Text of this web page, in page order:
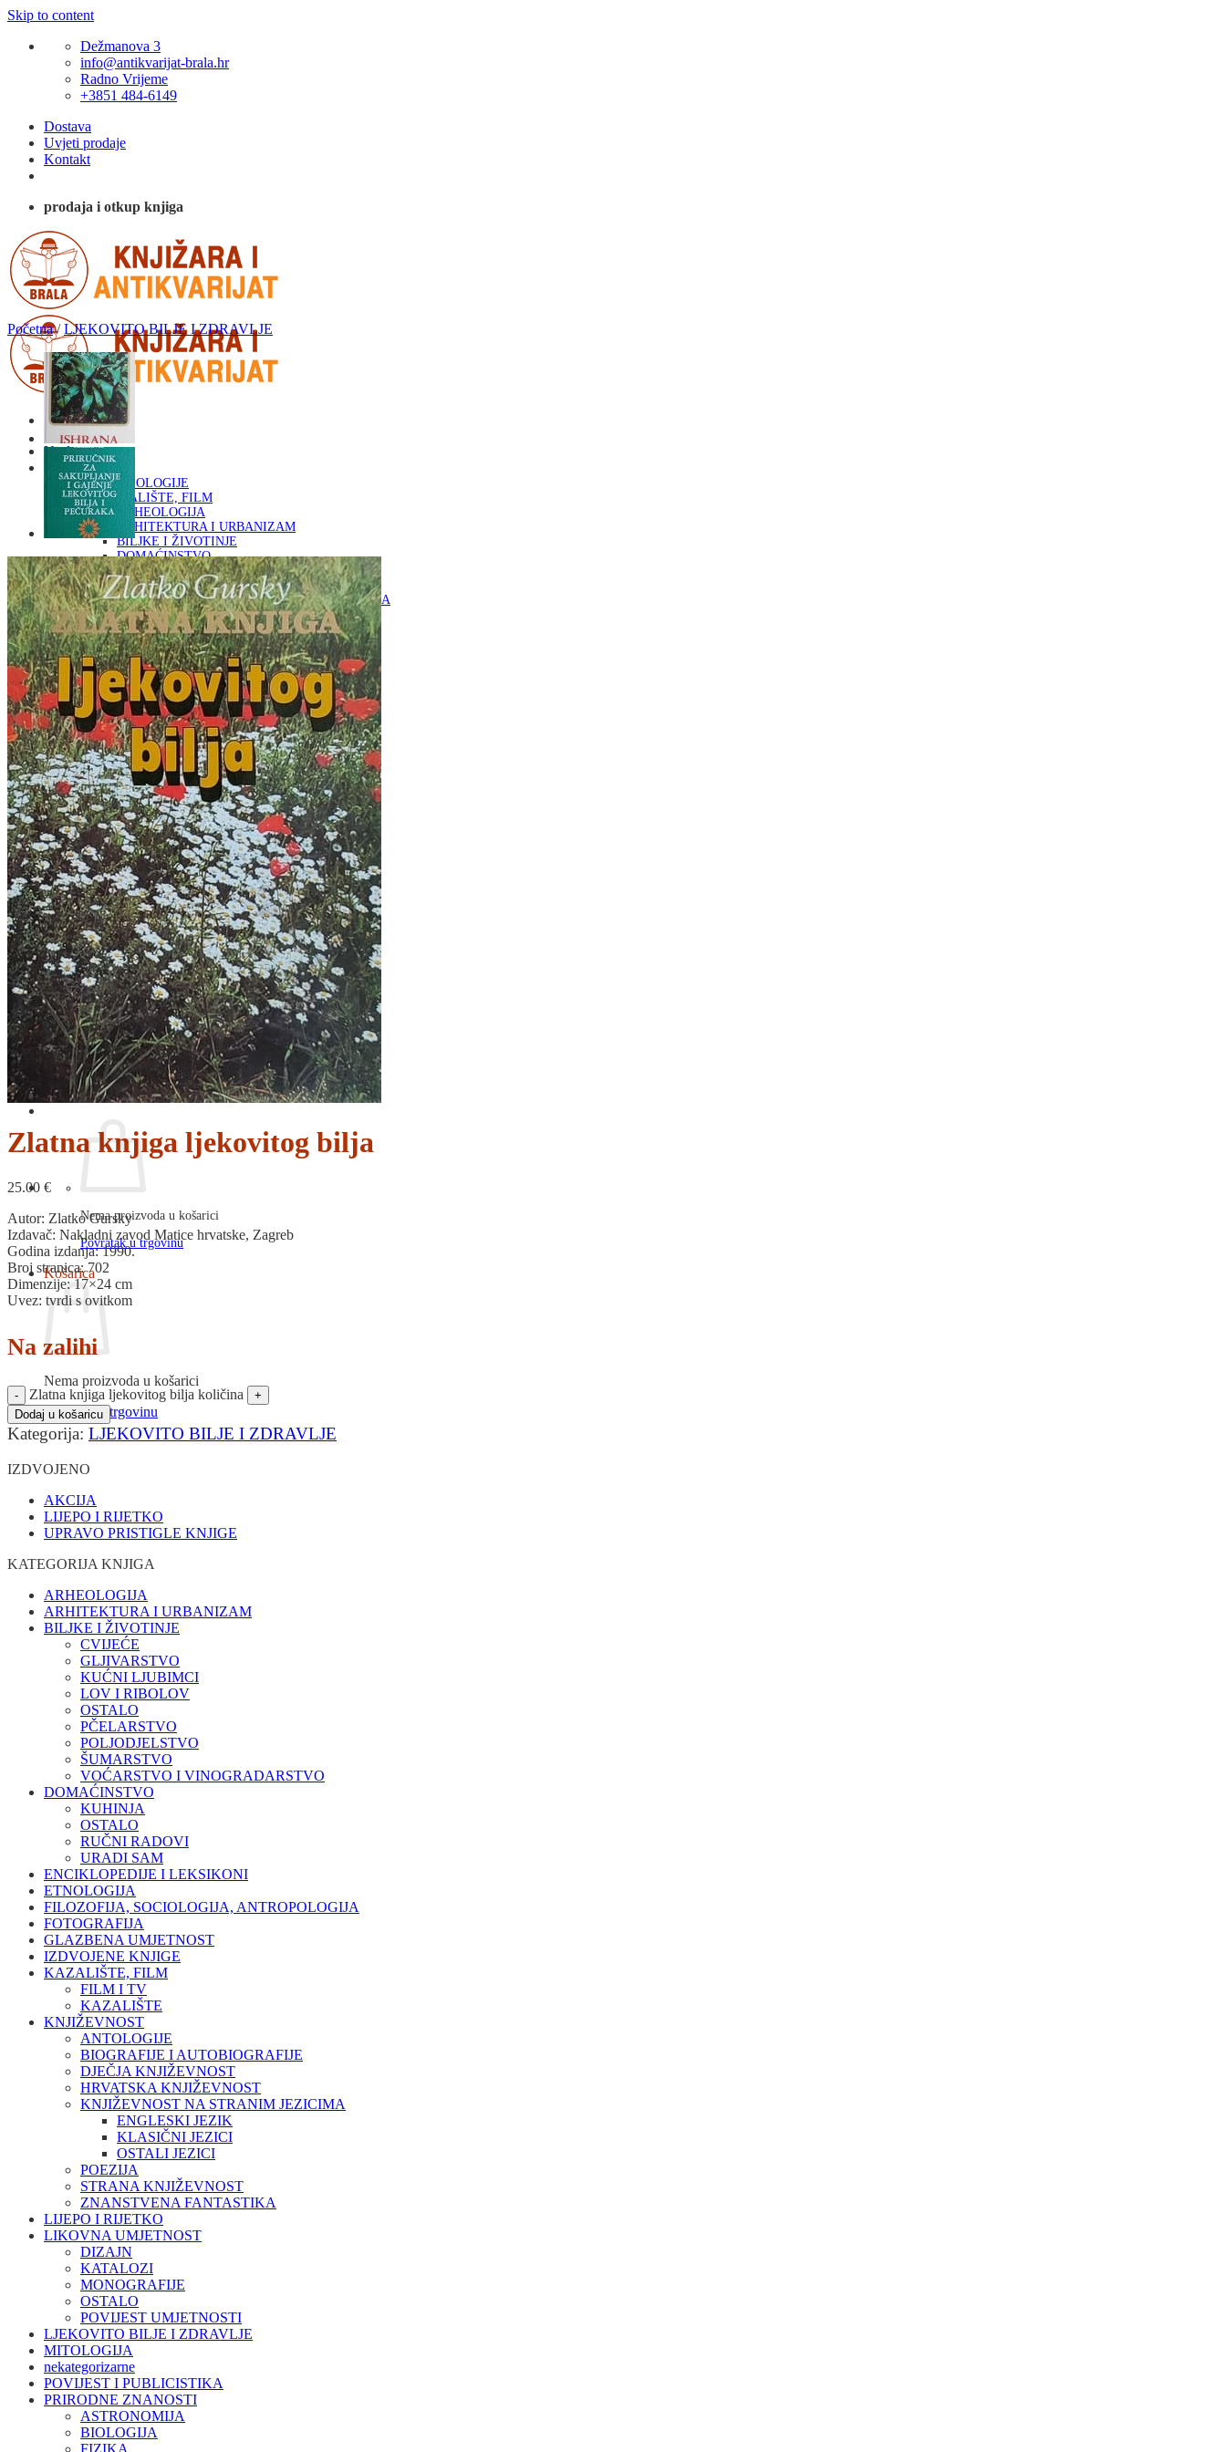
Skip to content
Dežmanova 3
info@antikvarijat-brala.hr
Radno Vrijeme
+3851 484-6149
Dostava
Uvjeti prodaje
Kontakt
prodaja i otkup knjiga
Naslovna
KNJIGE
OD ARHEOLOGIJE
DO KAZALIŠTE, FILM
ARHEOLOGIJA
ARHITEKTURA I URBANIZAM
BILJKE I ŽIVOTINJE
DOMAĆINSTVO
ENCIKLOPEDIJE I LEKSIKONI
ETNOLOGIJA
FILOZOFIJA, SOCIOLOGIJA, ANTROPOLOGIJA
FOTOGRAFIJA
GLAZBENA UMJETNOST
KAZALIŠTE, FILM
OD KNJIŽEVNOST
DO RELIGIJA
KNJIŽEVNOST
LIKOVNA UMJETNOST
LJEKOVITO BILJE I ZDRAVLJE
MITOLOGIJA
POVIJEST I PUBLICISTIKA
PRIRODNE ZNANOSTI
PSIHOLOGIJA, POPULARNA PSIHOLOGIJA,
ALTERNATIVA
RAZNO
RELIGIJA
OD RJEČNIKA
DO ZEMLJOVIDA
RJEČNICI, GRAMATIKE, PRAVOPISI…
ŠAH
SPORT
STRIPOVI
TEHNIČKE ZNANOSTI
TEORIJA I POVIJEST KNJIŽEVNOSTI
VEDUTE
ZAGREB
ZEMLJOVIDI
Otkup knjiga
O nama
Novosti
AKCIJA
Pretraži:
Nema proizvoda u košarici
Povratak u trgovinu
Košarica
Nema proizvoda u košarici
Povratak u trgovinu
Početna / LJEKOVITO BILJE I ZDRAVLJE
Zlatna knjiga ljekovitog bilja
25.00 €
Autor: Zlatko Gursky
Izdavač: Nakladni zavod Matice hrvatske, Zagreb
Godina izdanja: 1990.
Broj stranica: 702
Dimenzije: 17×24 cm
Uvez: tvrdi s ovitkom
Na zalihi
Zlatna knjiga ljekovitog bilja količina
Dodaj u košaricu
Kategorija: LJEKOVITO BILJE I ZDRAVLJE
IZDVOJENO
AKCIJA
LIJEPO I RIJETKO
UPRAVO PRISTIGLE KNJIGE
KATEGORIJA KNJIGA
ARHEOLOGIJA
ARHITEKTURA I URBANIZAM
BILJKE I ŽIVOTINJE
CVIJEĆE
GLJIVARSTVO
KUĆNI LJUBIMCI
LOV I RIBOLOV
OSTALO
PČELARSTVO
POLJODJELSTVO
ŠUMARSTVO
VOĆARSTVO I VINOGRADARSTVO
DOMAĆINSTVO
KUHINJA
OSTALO
RUČNI RADOVI
URADI SAM
ENCIKLOPEDIJE I LEKSIKONI
ETNOLOGIJA
FILOZOFIJA, SOCIOLOGIJA, ANTROPOLOGIJA
FOTOGRAFIJA
GLAZBENA UMJETNOST
IZDVOJENE KNJIGE
KAZALIŠTE, FILM
FILM I TV
KAZALIŠTE
KNJIŽEVNOST
ANTOLOGIJE
BIOGRAFIJE I AUTOBIOGRAFIJE
DJEČJA KNJIŽEVNOST
HRVATSKA KNJIŽEVNOST
KNJIŽEVNOST NA STRANIM JEZICIMA
ENGLESKI JEZIK
KLASIČNI JEZICI
OSTALI JEZICI
POEZIJA
STRANA KNJIŽEVNOST
ZNANSTVENA FANTASTIKA
LIJEPO I RIJETKO
LIKOVNA UMJETNOST
DIZAJN
KATALOZI
MONOGRAFIJE
OSTALO
POVIJEST UMJETNOSTI
LJEKOVITO BILJE I ZDRAVLJE
MITOLOGIJA
nekategorizarne
POVIJEST I PUBLICISTIKA
PRIRODNE ZNANOSTI
ASTRONOMIJA
BIOLOGIJA